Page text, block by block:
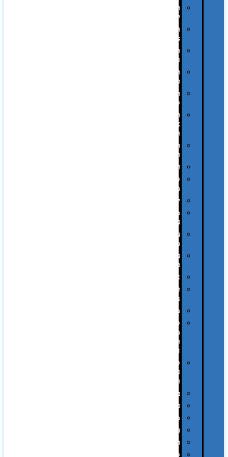
תיקים
לכנסים
תיקי
Swiss
תיקי
תיקי
טיולים
תיקי
ספורט
תיקי
ומכתביות
תערוכות
וכנסים
רמקולים
סוכריות
ממותגות
יודאיקה
מארזי
עטים
עטי
מתכת
עטי
פלסטיק
אוזניות
זכרונות
ניידים
מפצלים
סביבת
מחשב
וציוד
היקפי
סוללות
גיבוי
ומטענים
ביגוד
כובעים
מגבות
בקבוקים
תרמי
ספלים